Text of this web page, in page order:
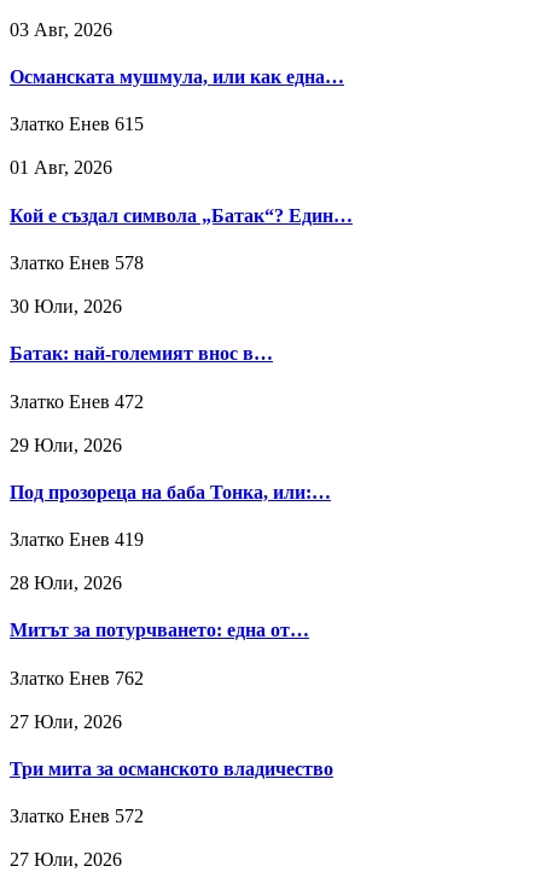
03 Авг, 2026
Османската мушмула, или как една…
Златко Енев 615
01 Авг, 2026
Кой е създал символа „Батак“? Един…
Златко Енев 578
30 Юли, 2026
Батак: най-големият внос в…
Златко Енев 472
29 Юли, 2026
Под прозореца на баба Тонка, или:…
Златко Енев 419
28 Юли, 2026
Митът за потурчването: една от…
Златко Енев 762
27 Юли, 2026
Три мита за османското владичество
Златко Енев 572
27 Юли, 2026